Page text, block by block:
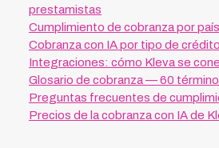
prestamistas
Cumplimiento de cobranza por
Cobranza con IA por tipo de
Integraciones: cómo Kleva se
Glosario de cobranza — 60
Preguntas frecuentes de
Precios de la cobranza con IA de